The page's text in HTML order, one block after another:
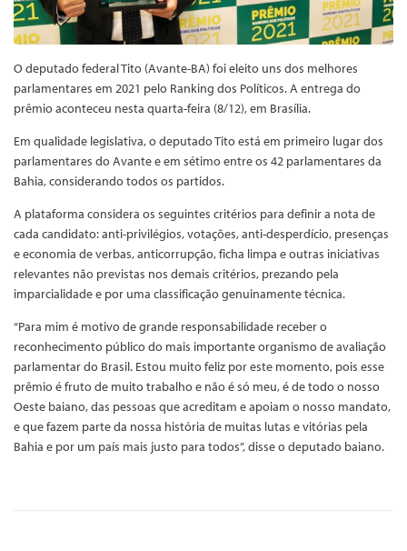
O deputado federal Tito (Avante-BA) foi eleito uns dos melhores
parlamentares em 2021 pelo Ranking dos Políticos. A entrega do
prêmio aconteceu nesta quarta-feira (8/12), em Brasília.
Em qualidade legislativa, o deputado Tito está em primeiro lugar dos
parlamentares do Avante e em sétimo entre os 42 parlamentares da
Bahia, considerando todos os partidos.
A plataforma considera os seguintes critérios para definir a nota de
cada candidato: anti-privilégios, votações, anti-desperdício, presenças
e economia de verbas, anticorrupção, ficha limpa e outras iniciativas
relevantes não previstas nos demais critérios, prezando pela
imparcialidade e por uma classificação genuinamente técnica.
“Para mim é motivo de grande responsabilidade receber o
reconhecimento público do mais importante organismo de avaliação
parlamentar do Brasil. Estou muito feliz por este momento, pois esse
prêmio é fruto de muito trabalho e não é só meu, é de todo o nosso
Oeste baiano, das pessoas que acreditam e apoiam o nosso mandato,
e que fazem parte da nossa história de muitas lutas e vitórias pela
Bahia e por um país mais justo para todos”, disse o deputado baiano.